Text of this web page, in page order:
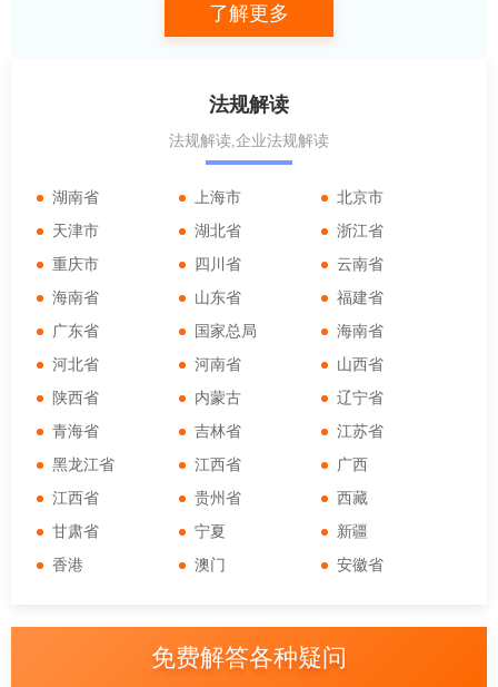
了解更多
法规解读
法规解读,企业法规解读
湖南省 上海市
北京市
天津市
湖北省
浙江省
重庆市
四川省
云南省
海南省
山东省
福建省
广东省
国家总局
海南省
河北省
河南省
山西省
陕西省
内蒙古
辽宁省
青海省
吉林省
江苏省
黑龙江省
江西省
广西
江西省
贵州省
西藏
甘肃省
宁夏
新疆
香港
澳门 安徽省
免费解答各种疑问